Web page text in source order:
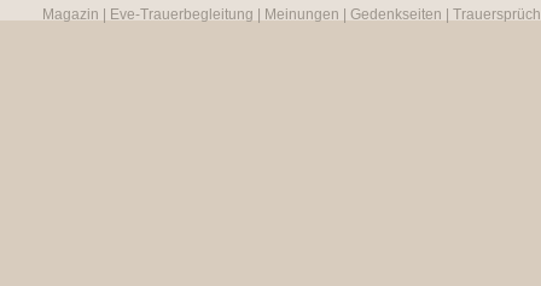
Magazin
Eve-Trauerbegleitung Meinungen Gedenkseiten